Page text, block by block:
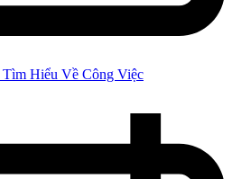
Hiểu Về Công Việc